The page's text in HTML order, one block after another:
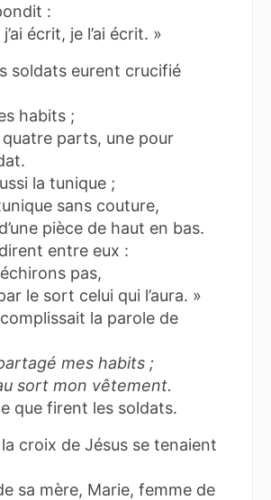
:
écrit, je l’ai écrit. »
soldats eurent crucifié
habits ;
parts, une pour
la tunique ;
sans couture,
pièce de haut en bas.
entre eux :
pas,
le sort celui qui l’aura. »
la parole de
mes habits ;
sort mon vêtement.
que firent les soldats.
croix de Jésus se tenaient
sa mère, Marie, femme de